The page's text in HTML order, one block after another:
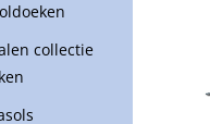
collectie